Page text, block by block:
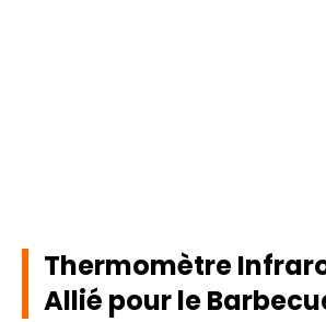
Thermomètre
Allié pour le